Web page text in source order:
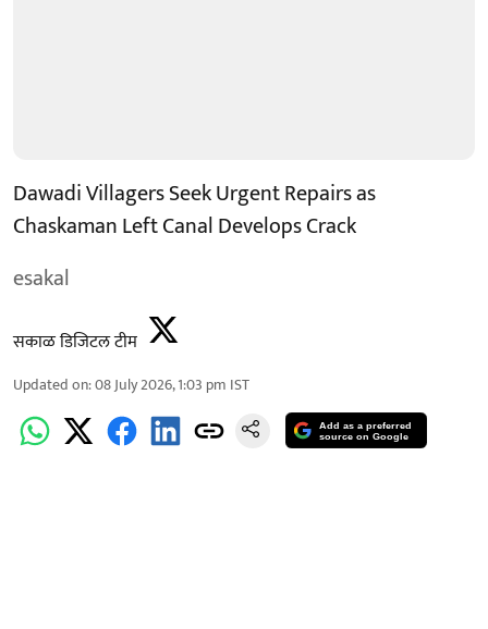
Dawadi Villagers Seek Urgent Repairs as
Chaskaman Left Canal Develops Crack
esakal
सकाळ डिजिटल टीम
Updated on:08 July 2026, 1:03 pm IST
Add as a preferred
source on Google